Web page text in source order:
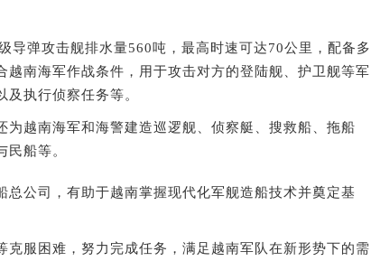
弹攻击舰排水量560吨，最高时速可达70公里，配备多
越南海军作战条件，用于攻击对方的登陆舰、护卫舰等军
执行侦察任务等。
越南海军和海警建造巡逻舰、侦察艇、搜救船、拖船
民船等。
公司，有助于越南掌握现代化军舰造船技术并奠定基
服困难，努力完成任务，满足越南军队在新形势下的需